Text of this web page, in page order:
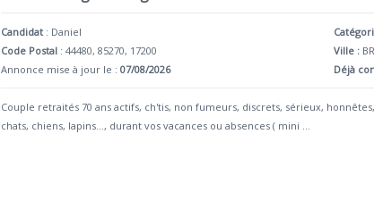
Candidat : Daniel
Code Postal : 44480, 85270, 17200
Annonce mise à jour le :07/08/2026
Ville :
Déjà
Couple retraités 70 ans actifs, ch'tis, non fumeurs, discrets, sérieux,
chats, chiens, lapins..., durant vos vacances ou absences ( mini